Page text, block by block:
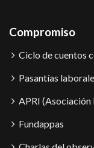
Compromiso
Ciclo de cuentos
Pasantías
APRI (Asociación
Fundappas